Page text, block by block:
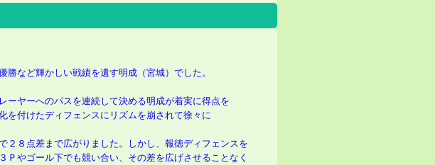
など輝かしい戦績を遺す明成（宮城）でした。
ーヤーへのパスを連続して決める明成が着実に得点を
付けたディフェンスにリズムを崩されて徐々に
２８点差まで広がりました。しかし、報徳ディフェンスを
やゴール下でも競い合い、その差を広げさせることなく